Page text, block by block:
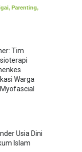
, Parenting,
Tim
Warga
Usia Dini
Islam